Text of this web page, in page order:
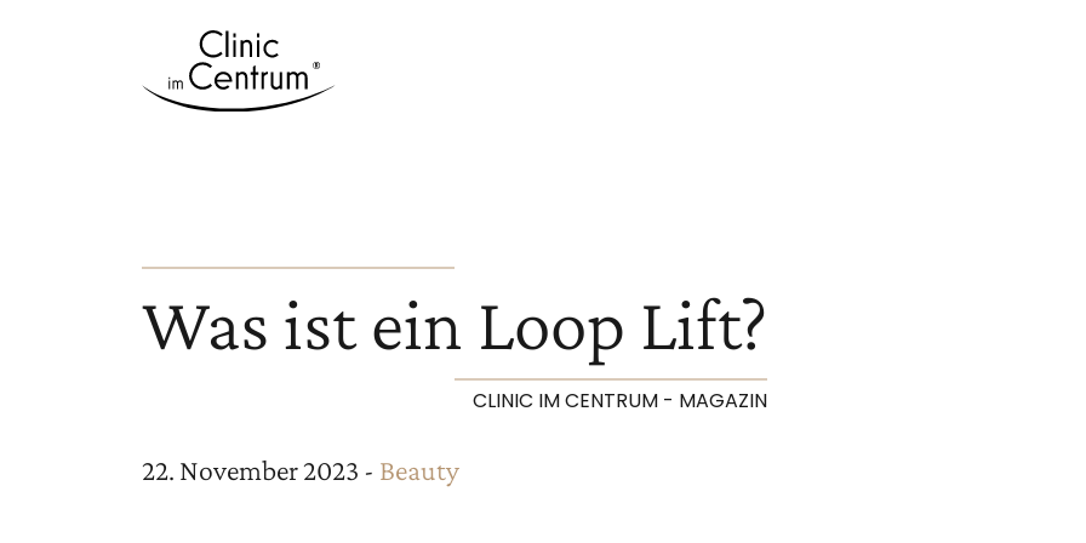
Was ist ein Loop Lift?
CLINIC IM CENTRUM - MAGAZIN
22. November 2023 - Beauty